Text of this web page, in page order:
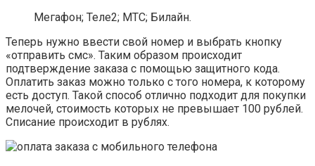
Мегафон; Теле2; МТС; Билайн.
Теперь нужно ввести свой номер и выбрать кнопку
«отправить смс». Таким образом происходит
подтверждение заказа с помощью защитного кода.
Оплатить заказ можно только с того номера, к которому
есть доступ. Такой способ отлично подходит для покупки
мелочей, стоимость которых не превышает 100 рублей.
Списание происходит в рублях.